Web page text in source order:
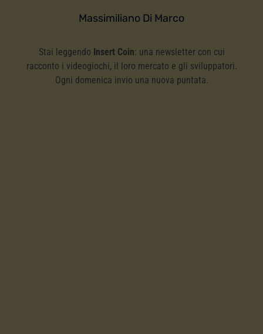
Massimiliano Di Marco
Stai leggendo Insert Coin: una newsletter con cui
racconto i videogiochi, il loro mercato e gli sviluppatori.
Ogni domenica invio una nuova puntata.